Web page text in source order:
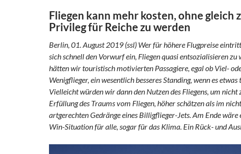
Fliegen kann mehr kosten, ohne gleich
Privileg für Reiche zu werden
Berlin, 01. August 2019 (ssl) Wer für höhere Flugpreise
sich schnell den Vorwurf ein, Fliegen quasi entsozialisieren zu
hätten wir touristisch motivierten Passagiere, egal ob Viel-
Wenigflieger, ein wesentlich besseres Standing, wenn es
Vielleicht würden wir dann den Nutzen des Fliegens, um nicht
Erfüllung des Traums vom Fliegen, höher schätzen als im nicht
artgerechten Gedränge eines Billigflieger-Jets. Am Ende wäre
Win-Situation für alle, sogar für das Klima. Ein Rück- und